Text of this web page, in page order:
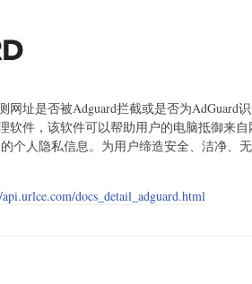
网址是否被Adguard拦截或是否为AdGuard
软件，该软件可以帮助用户的电脑抵御来
个人隐私信息。为用户缔造安全、洁净、
docs_detail_adguard.html